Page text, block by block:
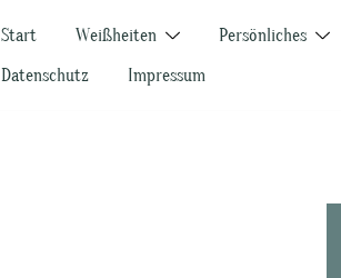
Start Weißheiten Persönliches
Datenschutz
Impressum